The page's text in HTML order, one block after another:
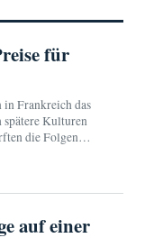
für
in Frankreich das
spätere Kulturen
die Folgen
auf einer